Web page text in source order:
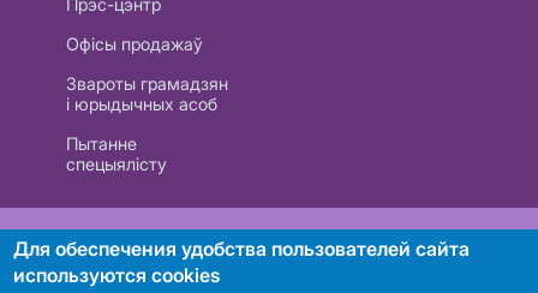
Прэс-цэнтр
Офісы продажаў
Звароты грамадзян
і юрыдычных асоб
Пытанне
спецыялісту
РУП «Белтэлекам». УНП 101007741
Для обеспечения удобства пользователей сайта
используются cookies